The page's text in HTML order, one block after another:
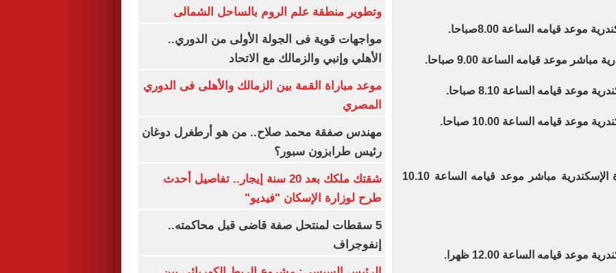
قطار رقم 1211 تحيا مصر القاهرة الإسكندرية مباشر موعد قيامه الساعة 10.10
وتطوير منطقة علم الروم بالساحل الشمالى
مواجهات قوية فى الجولة الأولى من الدوري..
الأهلي وإنبي والزمالك مع الاتحاد
موعد مباراة القمة بين الزمالك والأهلى فى الدوري
المصري
مهندس صفقة محمد صلاح.. من هو أرطغرل دوغان
رئيس طرابزون سبور؟
شقتك ملكك بعد 20 سنة إيجار.. تفاصيل أحدث
طرح لوزارة الإسكان "فيديو"
5 سقطات لمنتحل صفة قاضى قبل محاكمته..
إنفوجراف